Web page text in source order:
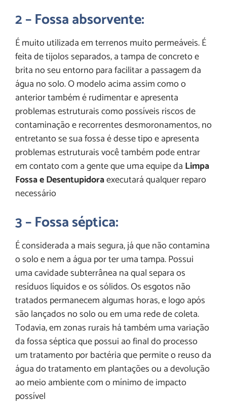
2 – Fossa absorvente:
É muito utilizada em terrenos muito permeáveis. É
feita de tijolos separados, a tampa de concreto e
brita no seu entorno para facilitar a passagem da
água no solo. O modelo acima assim como o
anterior também é rudimentar e apresenta
problemas estruturais como possíveis riscos de
contaminação e recorrentes desmoronamentos, no
entretanto se sua fossa é desse tipo e apresenta
problemas estruturais você também pode entrar
em contato com a gente que uma equipe da Limpa
Fossa e Desentupidoraexecutará qualquer reparo
necessário
3 – Fossa séptica:
É considerada a mais segura, já que não contamina
o solo e nem a água por ter uma tampa. Possui
uma cavidade subterrânea na qual separa os
resíduos líquidos e os sólidos. Os esgotos não
tratados permanecem algumas horas, e logo após
são lançados no solo ou em uma rede de coleta.
Todavia, em zonas rurais há também uma variação
da fossa séptica que possui ao final do processo
um tratamento por bactéria que permite o reuso da
água do tratamento em plantações ou a devolução
ao meio ambiente com o mínimo de impacto
possível